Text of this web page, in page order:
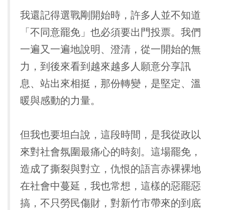
我還記得選戰剛開始時，許多人並不知道
「不同意罷免」也必須要出門投票。我們
一遍又一遍地說明、澄清，從一開始的無
力，到後來看到越來越多人願意分享訊
息、站出來相挺，那份轉變，是堅定、溫
暖與感動的力量。
但我也要坦白說，這段時間，是我從政以
來對社會氛圍最痛心的時刻。這場罷免，
造成了撕裂與對立，仇恨的語言赤裸裸地
在社會中蔓延，我也常想，這樣的惡罷惡
搞，不只勞民傷財，對新竹市帶來的到底